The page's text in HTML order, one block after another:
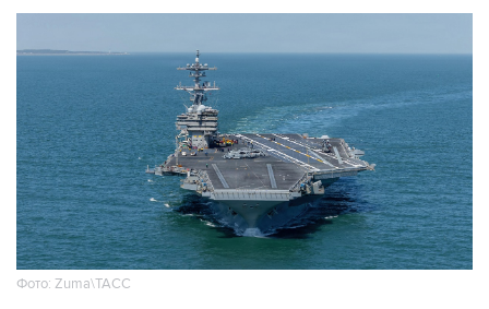
Фото: Zuma\ТАСС